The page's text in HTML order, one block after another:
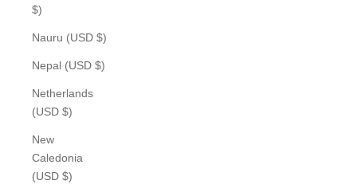
$)
Nauru (USD $)
Nepal (USD $)
Netherlands
(USD $)
New
Caledonia
(USD $)